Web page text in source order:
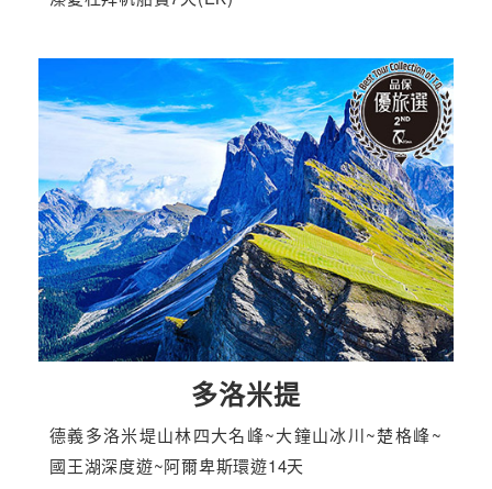
多洛米提
德義多洛米堤山林四大名峰~大鐘山冰川~楚格峰~
國王湖深度遊~阿爾卑斯環遊14天